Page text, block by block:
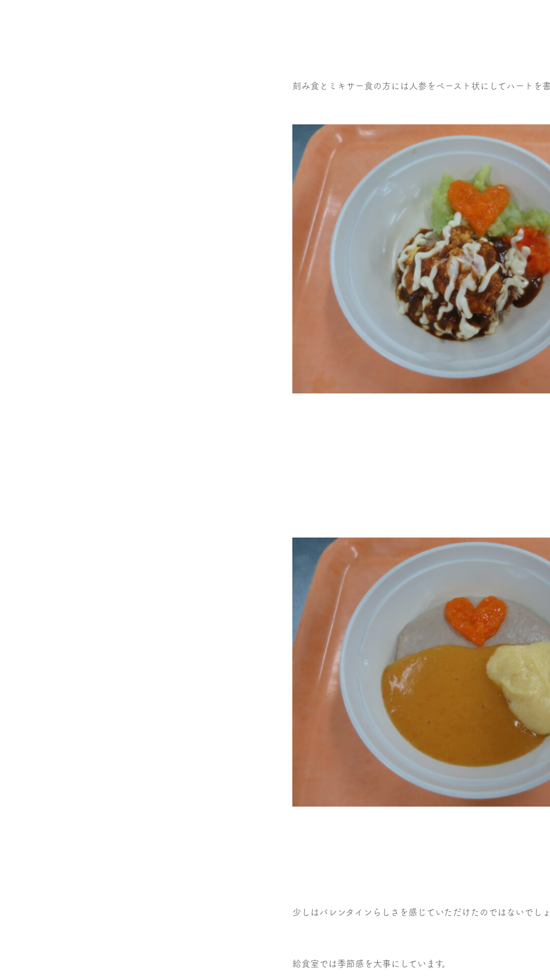
刻み食とミキサー食の方には人参をペースト状にしてハートを書
少しはバレンタインらしさを感じていただけたのではないでしょ
給食室では季節感を大事にしています。